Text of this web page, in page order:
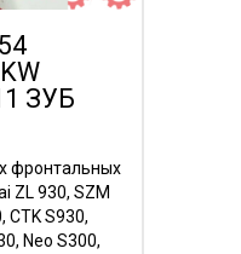
ЗУБ
фронтальных
ZL 930, SZM
CTK S930,
Neo S300,